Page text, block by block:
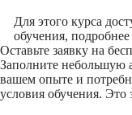
Для этого курса
обучения, подробнее
Оставьте заявку на
Заполните небольшую
вашем опыте и
условия обучения. Это